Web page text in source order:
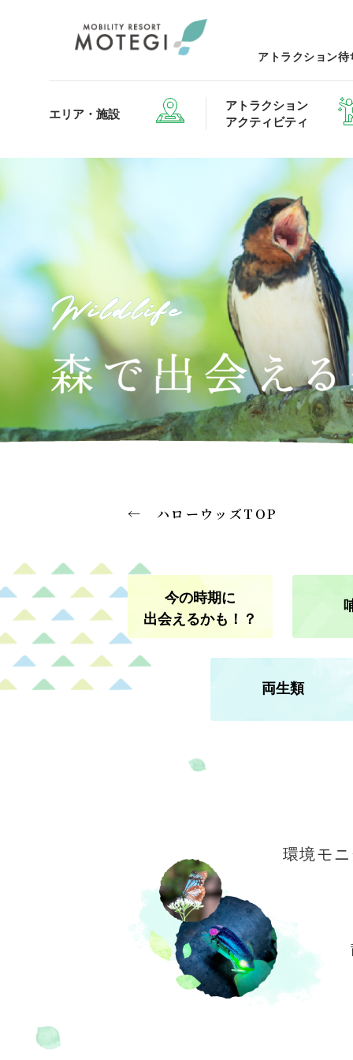
アトラクション待
エリア・施設
アトラクション
アクティビティ
エリア・施設TOP
パーク ハロー
アトラクション・アクティビティTOP
森感覚アスレチック DOKIDOKI
空のアスレチックひろば KONOMI
大人も楽しめるレーシングカート
モー
MotoGP™
アジアロードレース選手権 全日本ト
もて耐 JOY耐
もてぎロードレース
スタンダードルーム のぞみの
森のレストラン MARCHERANT
レストランTOP
カフェテリア オーク
グランツーリスモカフェ
グッズ＆ショップTOP
グッズ・ショップ情報
Wildlife
← ハローウッズTOP
今の時期に
出会えるかも！？
両生類
環境モ